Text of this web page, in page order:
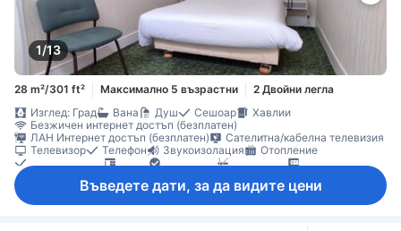
1/13
28 m²/301 ft² Максимално 5 възрастни
2 Двойни легла
Изглед: Град
Вана Душ Сешоар
Хавлии
Безжичен интернет достъп (безплатен)
ЛАН Интернет достъп (безплатен)
Сателитна/кабелна телевизия
Телевизор
Телефон Звукоизолация
Отопление
Въведете дати, за да видите цени